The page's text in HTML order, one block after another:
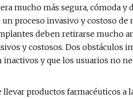
mucho más segura, cómoda y
proceso invasivo y costoso
deben retirarse mucho
y costosos. Dos obstáculos
y que los usuarios no
productos farmacéuticos a